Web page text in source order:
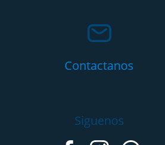
Contactanos
Siguenos